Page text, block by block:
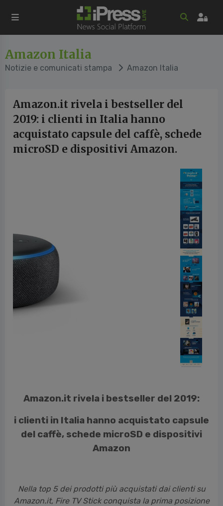
Amazon Italia
Notizie e comunicati stampa Amazon Italia
Amazon.it rivela i bestseller del
2019: i clienti in Italia hanno
acquistato capsule del caffè, schede
microSD e dispositivi Amazon.
Amazon.it rivela i bestseller del 2019:
i clienti in Italia hanno acquistato capsule
del caffè, schede microSD e dispositivi
Amazon
Nella top 5 dei prodotti più acquistati dai clienti su
Amazon.it, Fire TV Stick conquista la prima posizione